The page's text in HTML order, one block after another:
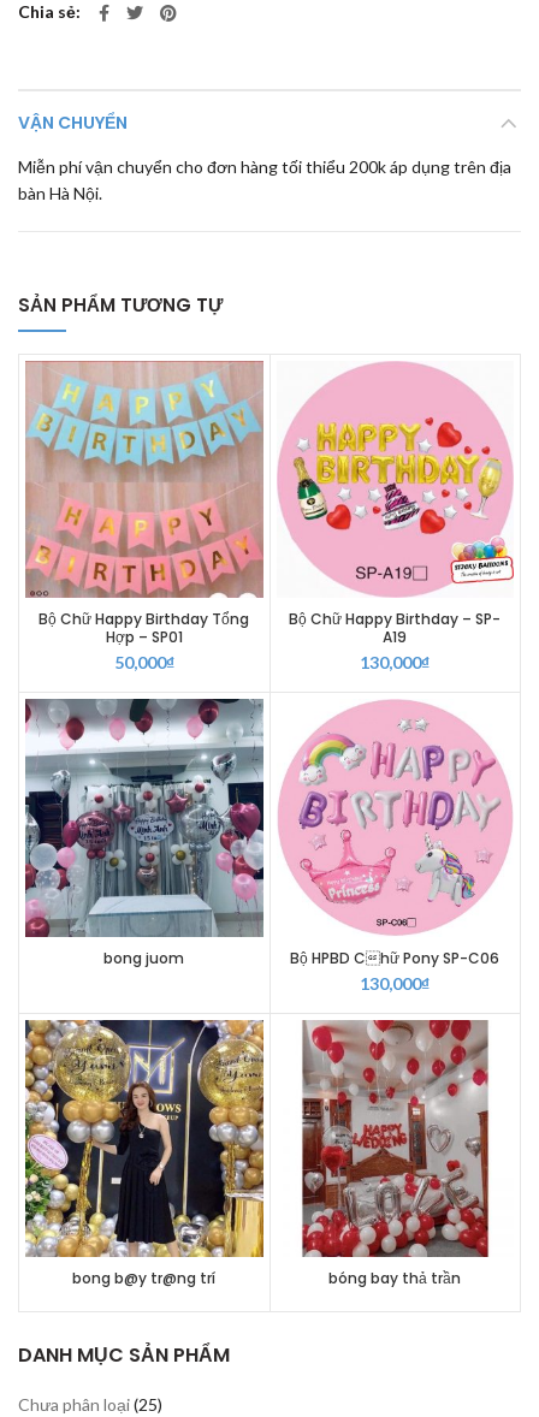
Chia sẻ
VẬN CHUYỂN
Miễn phí vận chuyển cho đơn hàng tối thiểu 200k áp dụng trên địa
bàn Hà Nội.
SẢN PHẨM TƯƠNG TỰ
Bộ Chữ Happy Birthday Tổng
Hợp – SP01
50,000₫
Bộ Chữ Happy Birthday – SP-
A19
130,000₫
bong juom
Bộ HPBD Chữ Pony SP-C06
130,000₫
bong b@y tr@ng trí bóng bay thả trần
DANH MỤC SẢN PHẨM
Chưa phân loại 2525